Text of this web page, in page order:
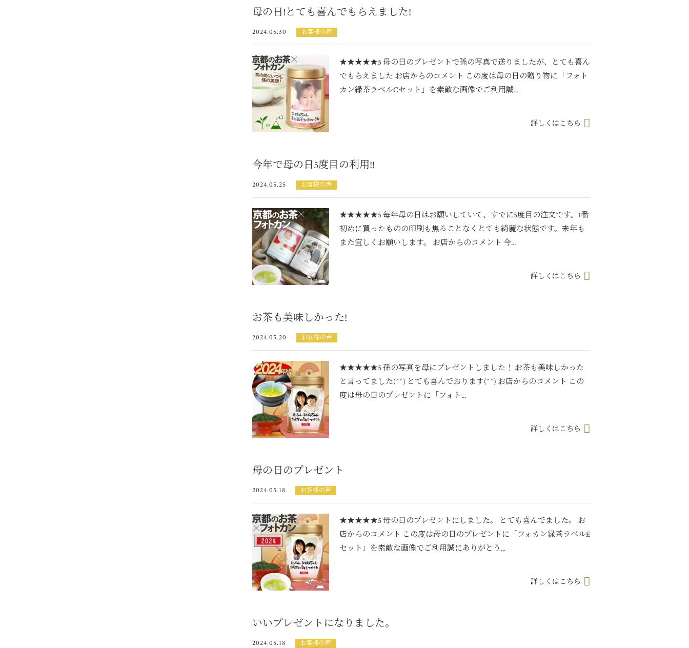
母の日!とても喜んでもらえました!
2024.05.30 お客様の声
★★★★★5 母の日のプレゼントで孫の写真で送りましたが、とても喜ん
でもらえました お店からのコメント この度は母の日の贈り物に「フォト
カン緑茶ラベルCセット」を素敵な画像でご利用誠...
詳しくはこちら
今年で母の日5度目の利用!!
2024.05.25 お客様の声
★★★★★5 毎年母の日はお願いしていて、すでに5度目の注文です。1番
初めに買ったものの印刷も焦ることなくとても綺麗な状態です。来年も
また宜しくお願いします。 お店からのコメント 今...
詳しくはこちら
お茶も美味しかった!
2024.05.20 お客様の声
★★★★★5 孫の写真を母にプレゼントしました！ お茶も美味しかった
と言ってました(^^) とても喜んでおります(^^) お店からのコメント この
度は母の日のプレゼントに「フォト...
詳しくはこちら
母の日のプレゼント
2024.05.18 お客様の声
★★★★★5 母の日のプレゼントにしました。 とても喜んでました。 お
店からのコメント この度は母の日のプレゼントに「フォカン緑茶ラベルE
セット」を素敵な画像でご利用誠にありがとう...
詳しくはこちら
いいプレゼントになりました。
2024.05.18 お客様の声